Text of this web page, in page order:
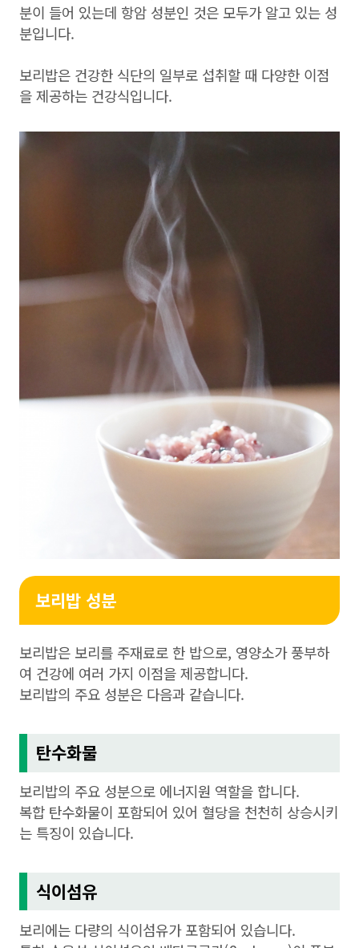
분이 들어 있는데 항암 성분인 것은 모두가 알고 있는 성
분입니다.
보리밥은 건강한 식단의 일부로 섭취할 때 다양한 이점
을 제공하는 건강식입니다.
보리밥 성분
보리밥은 보리를 주재료로 한 밥으로, 영양소가 풍부하
여 건강에 여러 가지 이점을 제공합니다.
보리밥의 주요 성분은 다음과 같습니다.
탄수화물
보리밥의 주요 성분으로 에너지원 역할을 합니다.
복합 탄수화물이 포함되어 있어 혈당을 천천히 상승시키
는 특징이 있습니다.
식이섬유
보리에는 다량의 식이섬유가 포함되어 있습니다.